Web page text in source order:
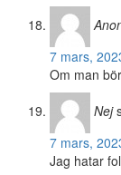
7 mars,
Om man
Nej
7 mars,
Jag hatar